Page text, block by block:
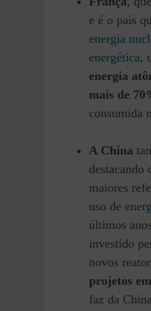
e é o país
energia
energética,
energia
mais de
consumida
A China
destacando
maiores
uso de
últimos
investido
novos
projetos
faz da China